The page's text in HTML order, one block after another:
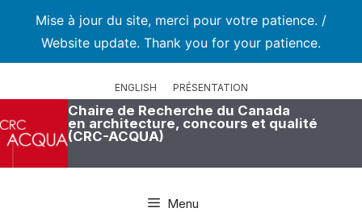
Mise à jour du site, merci pour votre patience. /
Website update. Thank you for your patience.
ENGLISH PRÉSENTATION
Chaire de Recherche du Canada
en architecture, concours et qualité
(CRC-ACQUA)
Menu